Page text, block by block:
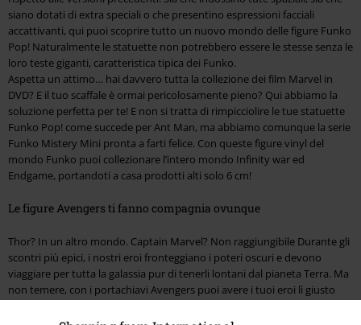
siano dotati di extra speciali o che presentino espressioni facciali
accattivanti, qui puoi scoprire tutto un nuovo mondo delle figure Funko
Pop! Naturalmente le statuette non potrebbero essere le stesse senza le
loro teste giganti, caratteristica tipica dei Funko.
Aspetta un attimo… hai davvero tutta la collezione dei film Marvel in
DVD? E il tuo scaffale è ormai pericolosamente pieno? Qui abbiamo la
soluzione perfetta per te! E non si tratta di rimpicciolire le tue statuette
Funko Pop! come succede per Ant Man, ma abbiamo comunque la serie
Funko Mistery Mini pronta a farti felice. Con queste figure vinyl del
mondo Funko puoi collezionare l’intero mondo Infinity war ed
Endgame, portandoti a casa prodotti alti solo 6 cm!
Le figure Avengers ti fanno compagnia ovunque
Thor? In un altro mondo. Captain Marvel? Non raggiungibile Durante gli
scontri più epici, i nostri eroi fronteggiano i poteri oscuri e devono
viaggiare per tutta la galassia pur di tenerli lontani dal pianeta Terra. Ma
non temere, con i portachiavi Avengers puoi avere i tuoi eroi lì giusto
attacchino al tuo zaino o astuccio. E come dice Tony Stark: “Se non